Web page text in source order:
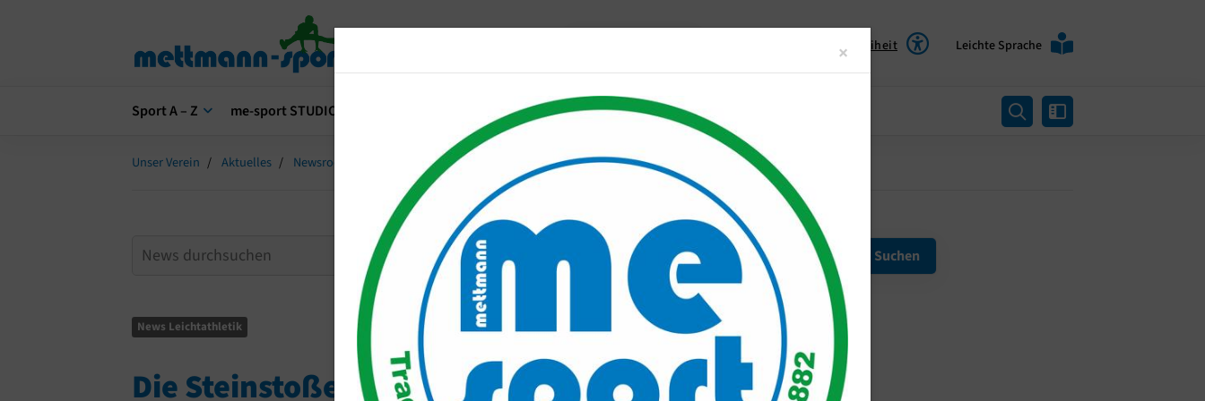
Barrierefreiheit Leichte Sprache
Sport A – Z me-sport STUDIO Unser Verein Mitgliederservice
Unser Verein Aktuelles Newsroom Die Steinstoßer vom Neandertal waren nicht zu schlagen
News Leichtathletik
Die Steinstoßer vom Neandertal waren
× Close